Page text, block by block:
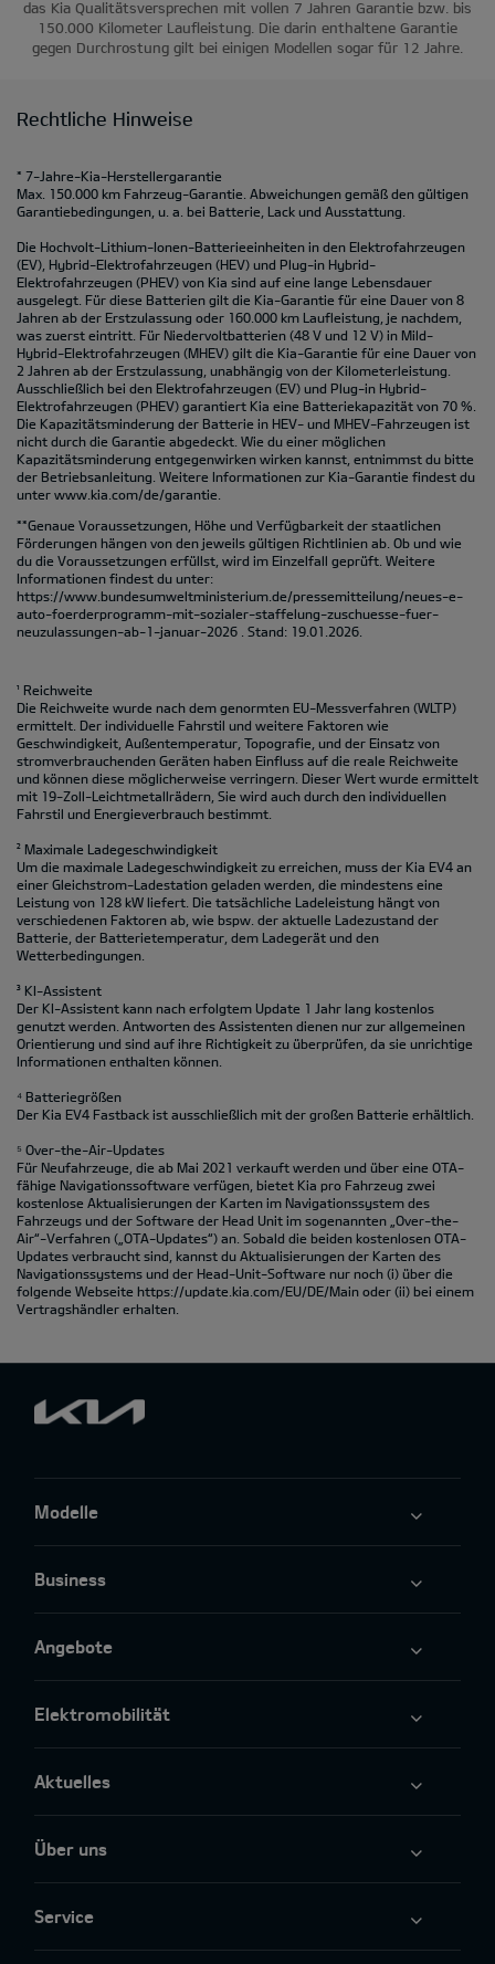
das Kia Qualitätsversprechen mit vollen 7 Jahren Garantie bzw. bis
150.000 Kilometer Laufleistung. Die darin enthaltene Garantie
gegen Durchrostung gilt bei einigen Modellen sogar für 12 Jahre.
Rechtliche Hinweise
* 7-Jahre-Kia-Herstellergarantie
Max. 150.000 km Fahrzeug-Garantie. Abweichungen gemäß den gültigen
Garantiebedingungen, u. a. bei Batterie, Lack und Ausstattung.
Die Hochvolt-Lithium-Ionen-Batterieeinheiten in den Elektrofahrzeugen
(EV), Hybrid-Elektrofahrzeugen (HEV) und Plug-in Hybrid-
Elektrofahrzeugen (PHEV) von Kia sind auf eine lange Lebensdauer
ausgelegt. Für diese Batterien gilt die Kia-Garantie für eine Dauer von 8
Jahren ab der Erstzulassung oder 160.000 km Laufleistung, je nachdem,
was zuerst eintritt. Für Niedervoltbatterien (48 V und 12 V) in Mild-
Hybrid-Elektrofahrzeugen (MHEV) gilt die Kia-Garantie für eine Dauer von
2 Jahren ab der Erstzulassung, unabhängig von der Kilometerleistung.
Ausschließlich bei den Elektrofahrzeugen (EV) und Plug-in Hybrid-
Elektrofahrzeugen (PHEV) garantiert Kia eine Batteriekapazität von 70 %.
Die Kapazitätsminderung der Batterie in HEV- und MHEV-Fahrzeugen ist
nicht durch die Garantie abgedeckt. Wie du einer möglichen
Kapazitätsminderung entgegenwirken wirken kannst, entnimmst du bitte
der Betriebsanleitung. Weitere Informationen zur Kia-Garantie findest du
unter www.kia.com/de/garantie.
**Genaue Voraussetzungen, Höhe und Verfügbarkeit der staatlichen
Förderungen hängen von den jeweils gültigen Richtlinien ab. Ob und wie
du die Voraussetzungen erfüllst, wird im Einzelfall geprüft. Weitere
Informationen findest du unter:
https://www.bundesumweltministerium.de/pressemitteilung/neues-e-
auto-foerderprogramm-mit-sozialer-staffelung-zuschuesse-fuer-
neuzulassungen-ab-1-januar-2026 . Stand: 19.01.2026.
¹ Reichweite
Die Reichweite wurde nach dem genormten EU-Messverfahren (WLTP)
ermittelt. Der individuelle Fahrstil und weitere Faktoren wie
Geschwindigkeit, Außentemperatur, Topografie‚ und der Einsatz von
stromverbrauchenden Geräten haben Einfluss auf die reale Reichweite
und können diese möglicherweise verringern. Dieser Wert wurde ermittelt
mit 19-Zoll-Leichtmetallrädern, Sie wird auch durch den individuellen
Fahrstil und Energieverbrauch bestimmt.
² Maximale Ladegeschwindigkeit
Um die maximale Ladegeschwindigkeit zu erreichen, muss der Kia EV4 an
einer Gleichstrom-Ladestation geladen werden, die mindestens eine
Leistung von 128 kW liefert. Die tatsächliche Ladeleistung hängt von
verschiedenen Faktoren ab, wie bspw. der aktuelle Ladezustand der
Batterie, der Batterietemperatur, dem Ladegerät und den
Wetterbedingungen.
³ KI-Assistent
Der KI-Assistent kann nach erfolgtem Update 1 Jahr lang kostenlos
genutzt werden. Antworten des Assistenten dienen nur zur allgemeinen
Orientierung und sind auf ihre Richtigkeit zu überprüfen, da sie unrichtige
Informationen enthalten können.
⁴ Batteriegrößen
Der Kia EV4 Fastback ist ausschließlich mit der großen Batterie erhältlich.
⁵ Over-the-Air-Updates
Für Neufahrzeuge, die ab Mai 2021 verkauft werden und über eine OTA-
fähige Navigationssoftware verfügen, bietet Kia pro Fahrzeug zwei
kostenlose Aktualisierungen der Karten im Navigationssystem des
Fahrzeugs und der Software der Head Unit im sogenannten „Over-the-
Air“-Verfahren („OTA-Updates“) an. Sobald die beiden kostenlosen OTA-
Updates verbraucht sind, kannst du Aktualisierungen der Karten des
Navigationssystems und der Head-Unit-Software nur noch (i) über die
folgende Webseite https://update.kia.com/EU/DE/Main oder (ii) bei einem
Vertragshändler erhalten.
Modelle
Business
Angebote
Elektromobilität
Aktuelles
Über uns
Service